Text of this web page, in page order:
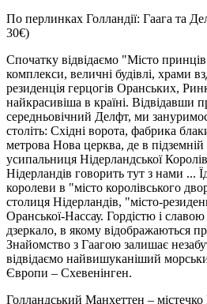
По перлинках Голландії: Гаага та
30€)
Спочатку відвідаємо "Місто
комплекси, величні будівлі, храми
резиденція герцогів Оранських,
найкрасивіша в країні. Відвідавши
середньовічний Делфт, ми
століть: Східні ворота, фабрика
метрова Нова церква, де в підземній
усипальниця Нідерландської
Нідерландів говорить тут з нами ...
королеви в "місто королівського
столиця Нідерландів, "місто-
Оранської-Нассау. Гордістю і
дзеркало, в якому відображаються
Знайомство з Гаагою залишає
відвідаємо найвишуканіший
Європи – Схевенінген.
Голландський Манхеттен – містечко